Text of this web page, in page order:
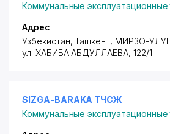
Коммунальные эксплуатационные
Адрес
Узбекистан, Ташкент, МИРЗО-
ул. ХАБИБА АБДУЛЛАЕВА, 122/1
SIZGA-BARAKA ТЧСЖ
Коммунальные эксплуатационные